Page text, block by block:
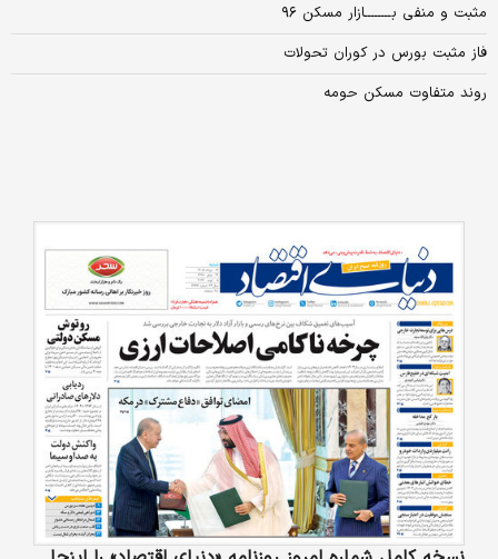
مثبت و منفی بــــــــازار مسکن ۹۶
فاز مثبت بورس در کوران تحولات
روند متفاوت مسکن حومه